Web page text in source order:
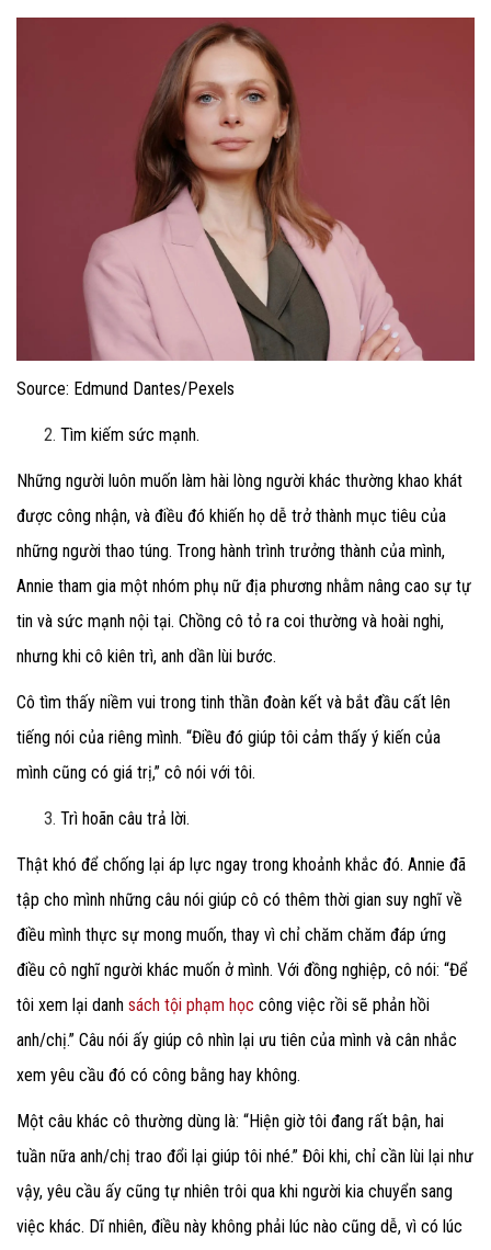
Source: Edmund Dantes/Pexels
Tìm kiếm sức mạnh.
Những người luôn muốn làm hài lòng người khác thường khao khát
được công nhận, và điều đó khiến họ dễ trở thành mục tiêu của
những người thao túng. Trong hành trình trưởng thành của mình,
Annie tham gia một nhóm phụ nữ địa phương nhằm nâng cao sự tự
tin và sức mạnh nội tại. Chồng cô tỏ ra coi thường và hoài nghi,
nhưng khi cô kiên trì, anh dần lùi bước.
Cô tìm thấy niềm vui trong tinh thần đoàn kết và bắt đầu cất lên
tiếng nói của riêng mình. “Điều đó giúp tôi cảm thấy ý kiến của
mình cũng có giá trị,” cô nói với tôi.
Trì hoãn câu trả lời.
Thật khó để chống lại áp lực ngay trong khoảnh khắc đó. Annie đã
tập cho mình những câu nói giúp cô có thêm thời gian suy nghĩ về
điều mình thực sự mong muốn, thay vì chỉ chăm chăm đáp ứng
điều cô nghĩ người khác muốn ở mình. Với đồng nghiệp, cô nói: “Để
tôi xem lại danh sách tội phạm học công việc rồi sẽ phản hồi
anh/chị.” Câu nói ấy giúp cô nhìn lại ưu tiên của mình và cân nhắc
xem yêu cầu đó có công bằng hay không.
Một câu khác cô thường dùng là: “Hiện giờ tôi đang rất bận, hai
tuần nữa anh/chị trao đổi lại giúp tôi nhé.” Đôi khi, chỉ cần lùi lại như
vậy, yêu cầu ấy cũng tự nhiên trôi qua khi người kia chuyển sang
việc khác. Dĩ nhiên, điều này không phải lúc nào cũng dễ, vì có lúc